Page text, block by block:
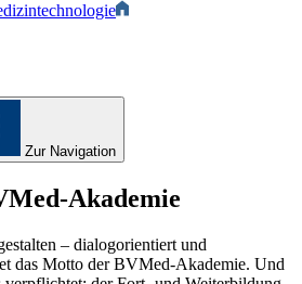
Zur Navigation
Akademie
– dialogorientiert und
das Motto der BVMed-Akademie. Und